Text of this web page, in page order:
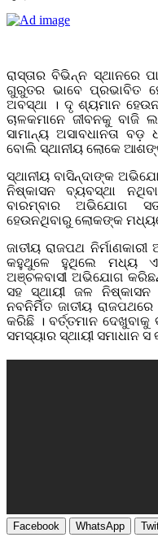
ରାସ୍ତାର ବିଭିନ୍ନ ସ୍ଥାନରେ
ଗୁରୁତର ଭାବେ ପ୍ରଭାବିତ
ଅବସ୍ଥା । ଦୃ ଶ୍ୟମାନ
ଚାଳକମାନେ ଜୀବନକୁ ବାଜି
ସାମାନ୍ୟ ଅସାବଧାନତା
ବୋଲି ସ୍ଥାନୀୟ ଲୋକେ
ସ୍ଥାନୀୟ ବାସିନ୍ଦାଙ୍କ
ନିଷ୍କାସନ ବ୍ୟବସ୍ଥା
ବାରମ୍ବାର ଅଭିଯୋଗ
ହେଉନଥିବାରୁ ଲୋକଙ୍କ
ଜାତୀୟ ରାଜପଥ
କହୁଥୁଳେ ହୁଥିଲେ ମଧ୍ୟ
ଅଞ୍ଚଳବାସୀ ଅଭିଯୋଗ
ସହ ସ୍ଥାୟୀ ଜଳ
ନବନିର୍ମିତ ଜାତୀୟ
କରିଛି । ବର୍ତ୍ତମାନ
ସମସ୍ୟାର ସ୍ଥାୟୀ ସମାଧାନ ସ
Facebook WhatsApp